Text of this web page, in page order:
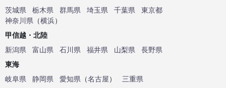
茨城県
栃木県 群馬県 埼玉県 千葉県
東京都
神奈川県 （横浜）
甲信越・北陸
新潟県
富山県 石川県 福井県 山梨県
長野県
東海
岐阜県
静岡県 愛知県 （名古屋）
三重県